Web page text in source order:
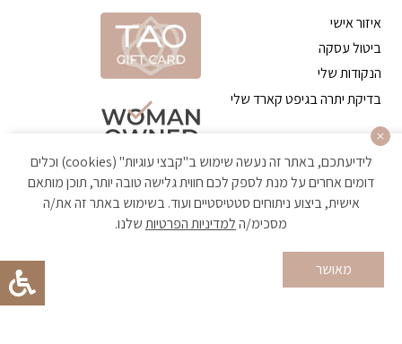
איזור אישי
ביטול עסקה
הנקודות שלי
בדיקת יתרה בגיפט קארד שלי
הקניה באתר מאובטחת ועומדת בתקן האבטחה הגבוה ביותר
לידיעתכם, באתר זה נעשה שימוש ב"קבצי עוגיות" (cookies) וכלים
דומים אחרים על מנת לספק לכם חווית גלישה טובה יותר, תוכן מותאם
אישית, ביצוע ניתוחים סטטיסטיים ועוד. בשימוש באתר זה את/ה
מסכימ/הלמדיניות הפרטיותשלנו.
מאושר